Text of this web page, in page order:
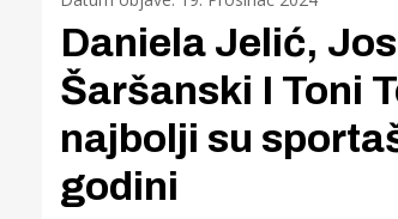
Daniela Jelić,
Šaršanski I Toni
najbolji su
godini